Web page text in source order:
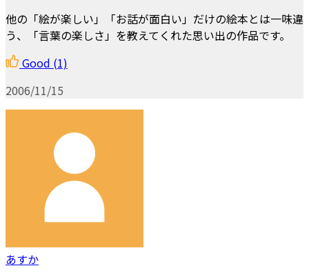
他の「絵が楽しい」「お話が面白い」だけの絵本とは一味違
う、「言葉の楽しさ」を教えてくれた思い出の作品です。
Good (1)
2006/11/15
あすか